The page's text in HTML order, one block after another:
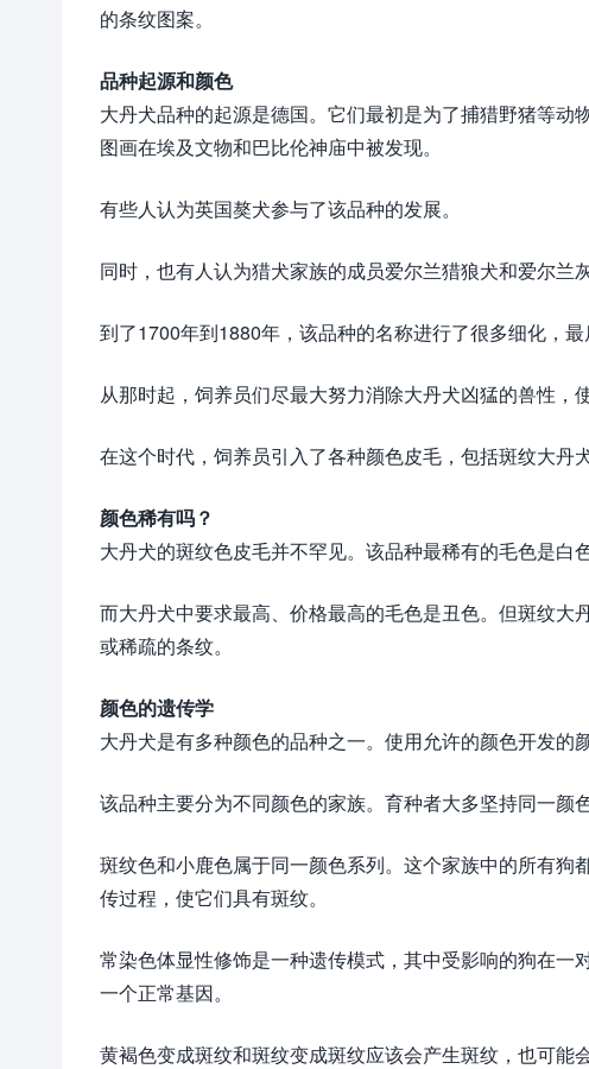
的条纹图案。
品种起源和颜色
大丹犬品种的起源是德国。它们最初是为了捕猎野猪等动
图画在埃及文物和巴比伦神庙中被发现。
有些人认为英国獒犬参与了该品种的发展。
同时，也有人认为猎犬家族的成员爱尔兰猎狼犬和爱尔兰
到了1700年到1880年，该品种的名称进行了很多细化，
从那时起，饲养员们尽最大努力消除大丹犬凶猛的兽性，
在这个时代，饲养员引入了各种颜色皮毛，包括斑纹大丹犬
颜色稀有吗？
大丹犬的斑纹色皮毛并不罕见。该品种最稀有的毛色是白
而大丹犬中要求最高、价格最高的毛色是丑色。但斑纹
或稀疏的条纹。
颜色的遗传学
大丹犬是有多种颜色的品种之一。使用允许的颜色开发的
该品种主要分为不同颜色的家族。育种者大多坚持同一颜
斑纹色和小鹿色属于同一颜色系列。这个家族中的所有
传过程，使它们具有斑纹。
常染色体显性修饰是一种遗传模式，其中受影响的狗在
一个正常基因。
黄褐色变成斑纹和斑纹变成斑纹应该会产生斑纹，也可能